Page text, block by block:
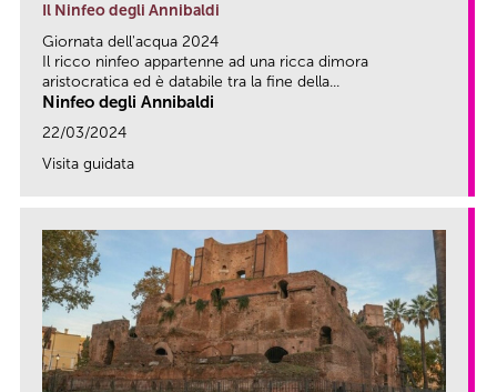
Il Ninfeo degli Annibaldi
Giornata dell'acqua 2024
Il ricco ninfeo appartenne ad una ricca dimora
aristocratica ed è databile tra la fine della...
Ninfeo degli Annibaldi
22/03/2024
Visita guidata